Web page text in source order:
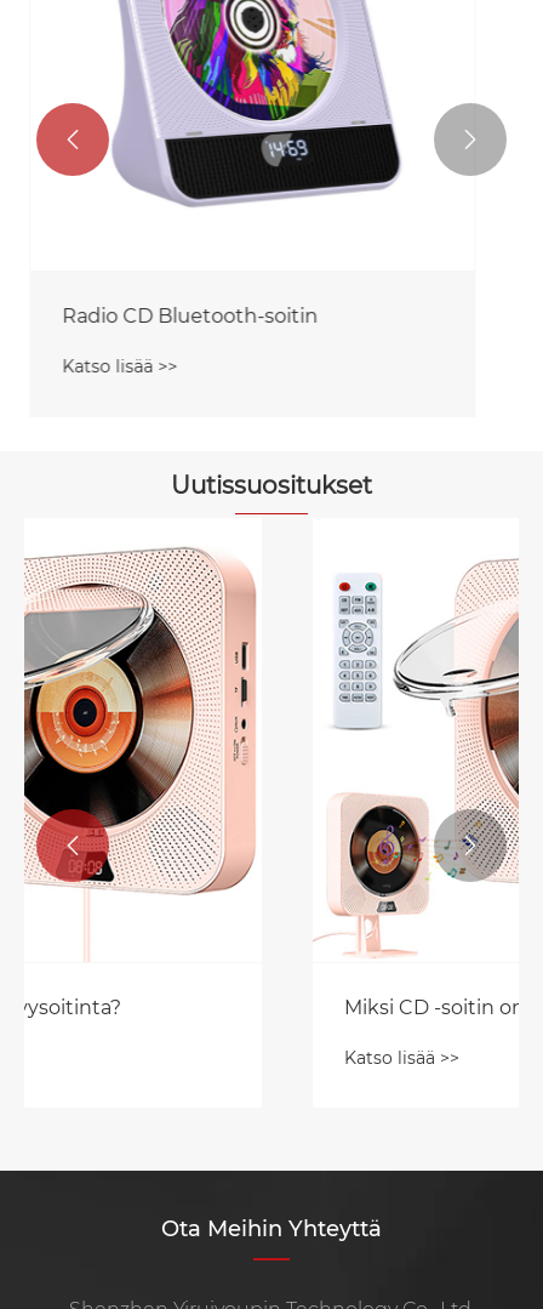
 
Uutissuositukset
Miksi CD -soitin on elvytetty?
 
Ota Meihin Yhteyttä